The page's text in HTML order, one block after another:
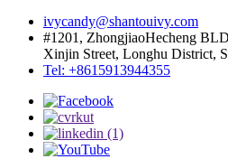
ivycandy@shantouivy.com
#1201, ZhongjiaoHecheng
Xinjin Street, Longhu District,
Tel: +8615913944355